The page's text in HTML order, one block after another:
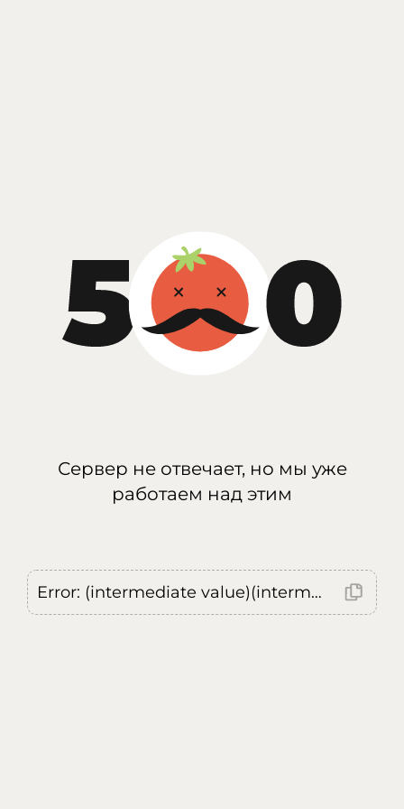
Сервер не отвечает, но мы уже
работаем над этим
Error: (intermediate value)(intermediate value)(intermediate value).replaceAll is not a function